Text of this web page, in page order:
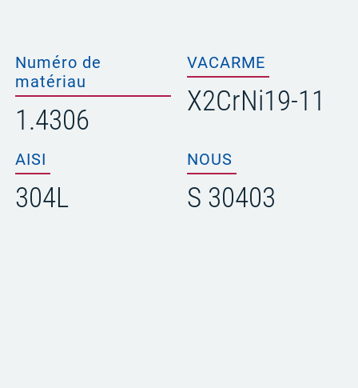
Numéro de
matériau
1.4306
VACARME
X2Cr­Ni19-11
AISI
304L
NOUS
S 30403